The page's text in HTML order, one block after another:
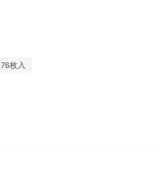
76枚入